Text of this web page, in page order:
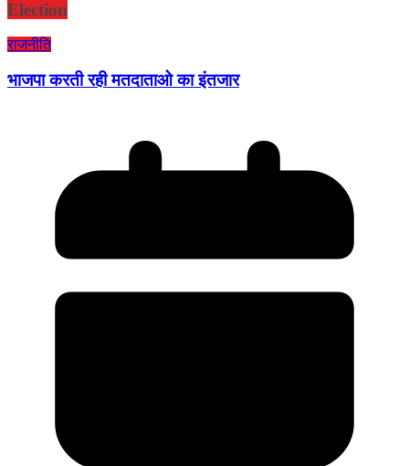
Election
राजनीति
भाजपा करती रही मतदाताओ का इंतजार